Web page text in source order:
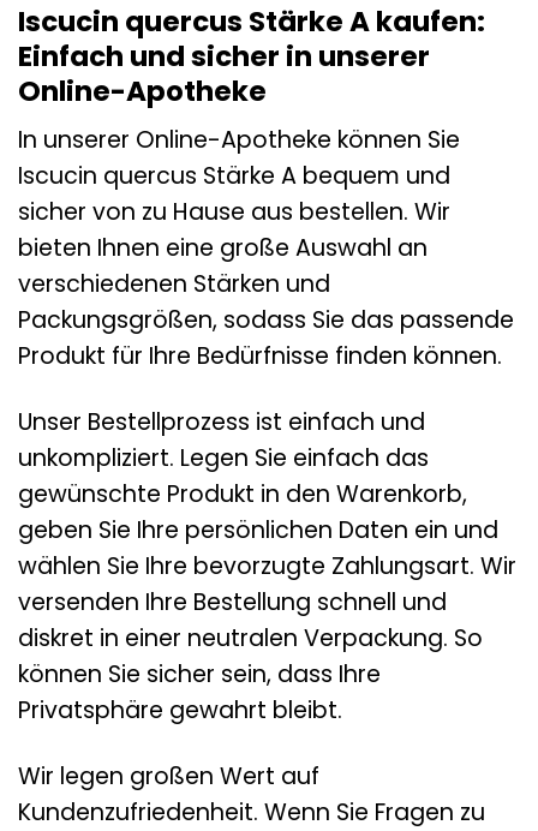
Iscucin quercus Stärke A kaufen:
Einfach und sicher in unserer
Online-Apotheke
In unserer Online-Apotheke können Sie
Iscucin quercus Stärke A bequem und
sicher von zu Hause aus bestellen. Wir
bieten Ihnen eine große Auswahl an
verschiedenen Stärken und
Packungsgrößen, sodass Sie das passende
Produkt für Ihre Bedürfnisse finden können.
Unser Bestellprozess ist einfach und
unkompliziert. Legen Sie einfach das
gewünschte Produkt in den Warenkorb,
geben Sie Ihre persönlichen Daten ein und
wählen Sie Ihre bevorzugte Zahlungsart. Wir
versenden Ihre Bestellung schnell und
diskret in einer neutralen Verpackung. So
können Sie sicher sein, dass Ihre
Privatsphäre gewahrt bleibt.
Wir legen großen Wert auf
Kundenzufriedenheit. Wenn Sie Fragen zu